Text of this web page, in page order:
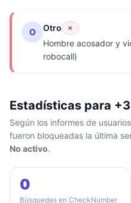
O Otro ✗
Hombre acosador y
robocall)
Estadísticas para
Según los informes de
fueron bloqueadas la última
No activo.
0
Búsquedas en CheckNumber